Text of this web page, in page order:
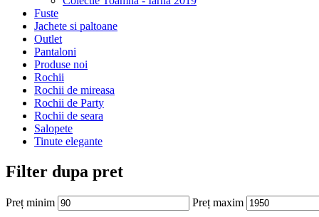
Fuste
Jachete si paltoane
Outlet
Pantaloni
Produse noi
Rochii
Rochii de mireasa
Rochii de Party
Rochii de seara
Salopete
Tinute elegante
Filter dupa pret
Preț minim Preț maxim